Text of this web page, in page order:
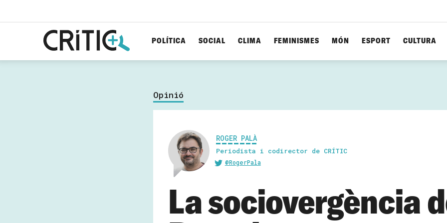
POLÍTICA SOCIAL CLIMA FEMINISMES MÓN ESPORT CULTURA
Opinió
ROGER PALÀ
Periodista i codirector de CRÍTIC
@RogerPala
La sociovergència